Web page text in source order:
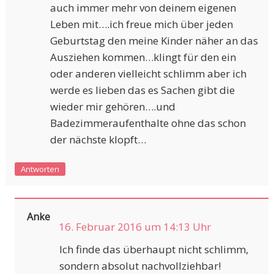
auch immer mehr von deinem eigenen
Leben mit….ich freue mich über jeden
Geburtstag den meine Kinder näher an das
Ausziehen kommen…klingt für den ein
oder anderen vielleicht schlimm aber ich
werde es lieben das es Sachen gibt die
wieder mir gehören….und
Badezimmeraufenthalte ohne das schon
der nächste klopft…
Antworten
Anke
16. Februar 2016 um 14:13 Uhr
Ich finde das überhaupt nicht schlimm,
sondern absolut nachvollziehbar!